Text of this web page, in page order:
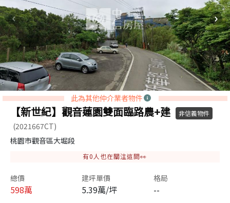
此為其他仲介業者物件
【新世紀】觀音蓮園雙面臨路農+建 非信義物件
(2021667CT)
桃園市觀音區大堀段
有0 人也在關注這間👀
總價
598萬
建坪單價
5.39萬/坪
格局
--